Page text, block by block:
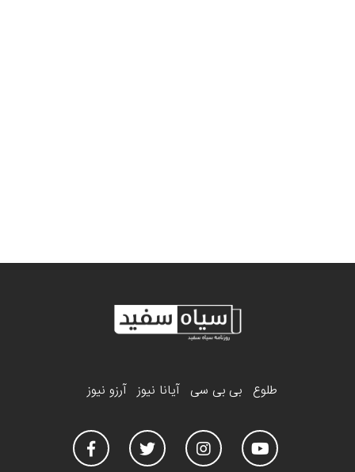
طلوع بی بی سی آیانا نیوز آرزو نیوز